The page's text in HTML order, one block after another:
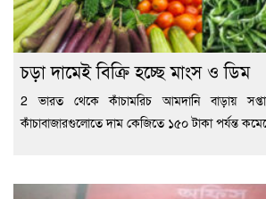
চড়া দামেই বিক্রি হচ্ছে মাংস ও ডিম
2 ভারত থেকে কাঁচামরিচ আমদানি বাড়ায়
কাঁচাবাজারগুলোতে দাম কেজিতে ১৫০ টাকা পর্যন্ত